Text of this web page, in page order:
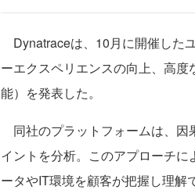
Dynatraceは、10月に開催した
ーエクスペリエンスの向上、高
能）を発表した。
同社のプラットフォームは、因
イントを分析。このアプローチ
ータやIT環境を顧客が把握し理解